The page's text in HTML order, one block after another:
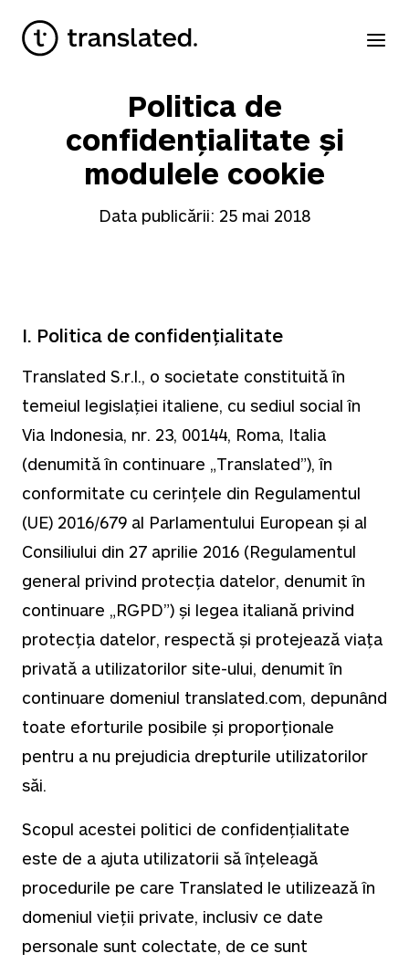
Politica de
confidențialitate și
modulele cookie
Data publicării: 25 mai 2018
I. Politica de confidențialitate
Translated S.r.l., o societate constituită în
temeiul legislației italiene, cu sediul social în
Via Indonesia, nr. 23, 00144, Roma, Italia
(denumită în continuare „Translated”), în
conformitate cu cerințele din Regulamentul
(UE) 2016/679 al Parlamentului European și al
Consiliului din 27 aprilie 2016 (Regulamentul
general privind protecția datelor, denumit în
continuare „RGPD”) și legea italiană privind
protecția datelor, respectă și protejează viața
privată a utilizatorilor site-ului, denumit în
continuare domeniul translated.com, depunând
toate eforturile posibile și proporționale
pentru a nu prejudicia drepturile utilizatorilor
săi.
Scopul acestei politici de confidențialitate
este de a ajuta utilizatorii să înțeleagă
procedurile pe care Translated le utilizează în
domeniul vieții private, inclusiv ce date
personale sunt colectate, de ce sunt